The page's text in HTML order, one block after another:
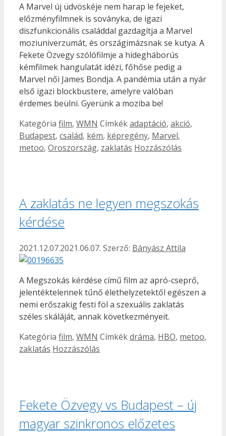
A Marvel új üdvöskéje nem harap le fejeket,
előzményfilmnek is soványka, de igazi
diszfunkcionális családdal gazdagítja a Marvel
moziuniverzumát, és országimázsnak se kutya. A
Fekete Özvegy szólófilmje a hidegháborús
kémfilmek hangulatát idézi, főhőse pedig a
Marvel női James Bondja. A pandémia után a nyár
első igazi blockbustere, amelyre valóban
érdemes beülni. Gyerünk a moziba be!
Kategória film, WMN Címkékadaptáció, akció,
Budapest, család, kém, képregény, Marvel,
metoo, Oroszország, zaklatás Hozzászólás
A zaklatás ne legyen megszokás
kérdése
2021.12.07.2021.06.07. Szerző: Bányász Attila
A Megszokás kérdése című film az apró-cseprő,
jelentéktelennek tűnő élethelyzetektől egészen a
nemi erőszakig festi föl a szexuális zaklatás
széles skáláját, annak következményeit.
Kategória film, WMN Címkékdráma, HBO, metoo,
zaklatás Hozzászólás
Fekete Özvegy vs Budapest – új
magyar szinkronos előzetes